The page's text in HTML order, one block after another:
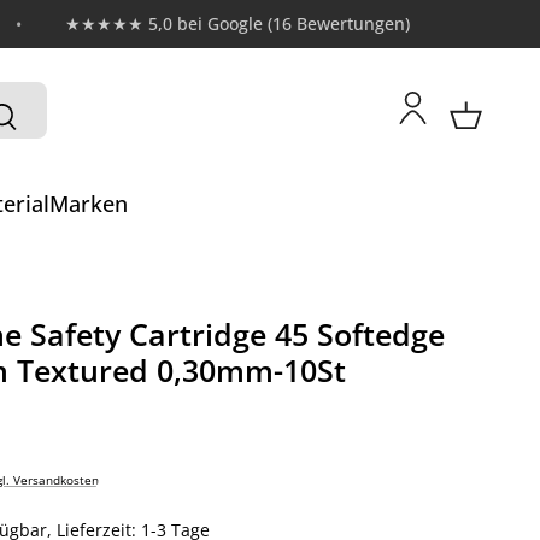
★★★★★ 5,0 bei Google (16 Bewertungen)
Marken
Safety Cartridge 45 Softedge
Textured 0,30mm-10St
Versandkosten
Lieferzeit: 1-3 Tage